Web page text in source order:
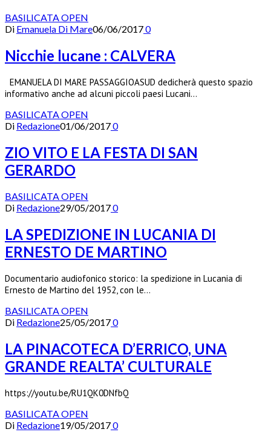
BASILICATA OPEN
Di Emanuela Di Mare06/06/20170
Nicchie lucane : CALVERA
EMANUELA DI MARE PASSAGGIOASUD dedicherà questo spazio
informativo anche ad alcuni piccoli paesi Lucani…
BASILICATA OPEN
Di Redazione01/06/20170
ZIO VITO E LA FESTA DI SAN
GERARDO
BASILICATA OPEN
Di Redazione29/05/20170
LA SPEDIZIONE IN LUCANIA DI
ERNESTO DE MARTINO
Documentario audiofonico storico: la spedizione in Lucania di
Ernesto de Martino del 1952, con le…
BASILICATA OPEN
Di Redazione25/05/20170
LA PINACOTECA D’ERRICO, UNA
GRANDE REALTA’ CULTURALE
https://youtu.be/RU1QK0DNfbQ
BASILICATA OPEN
Di Redazione19/05/20170